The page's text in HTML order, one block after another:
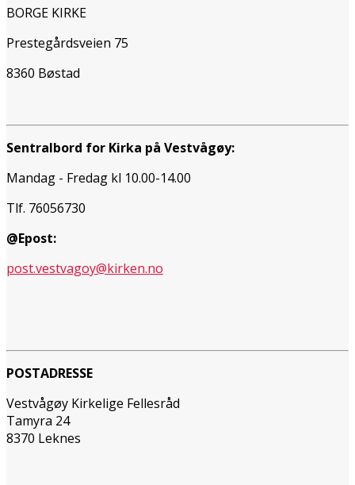
BORGE KIRKE
Prestegårdsveien 75
8360 Bøstad
Sentralbord for Kirka på Vestvågøy:
Mandag - Fredag kl 10.00-14.00
Tlf. 76056730
@Epost:
post.vestvagoy@kirken.no
POSTADRESSE
Vestvågøy Kirkelige Fellesråd
Tamyra 24
8370 Leknes